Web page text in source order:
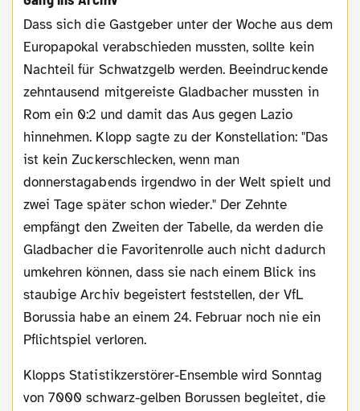
Dass sich die Gastgeber unter der Woche aus dem
Europapokal verabschieden mussten, sollte kein
Nachteil für Schwatzgelb werden. Beeindruckende
zehntausend mitgereiste Gladbacher mussten in
Rom ein 0:2 und damit das Aus gegen Lazio
hinnehmen. Klopp sagte zu der Konstellation: "Das
ist kein Zuckerschlecken, wenn man
donnerstagabends irgendwo in der Welt spielt und
zwei Tage später schon wieder." Der Zehnte
empfängt den Zweiten der Tabelle, da werden die
Gladbacher die Favoritenrolle auch nicht dadurch
umkehren können, dass sie nach einem Blick ins
staubige Archiv begeistert feststellen, der VfL
Borussia habe an einem 24. Februar noch nie ein
Pflichtspiel verloren.
Klopps Statistikzerstörer-Ensemble wird Sonntag
von 7000 schwarz-gelben Borussen begleitet, die